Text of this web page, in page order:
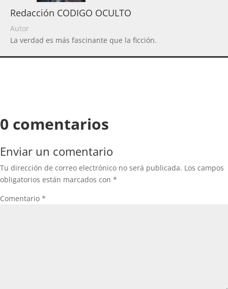
Redacción CODIGO OCULTO
Autor
La verdad es más fascinante que la ficción.
0 comentarios
Enviar un comentario
Tu dirección de correo electrónico no será publicada. Los campos
obligatorios están marcados con *
Comentario *